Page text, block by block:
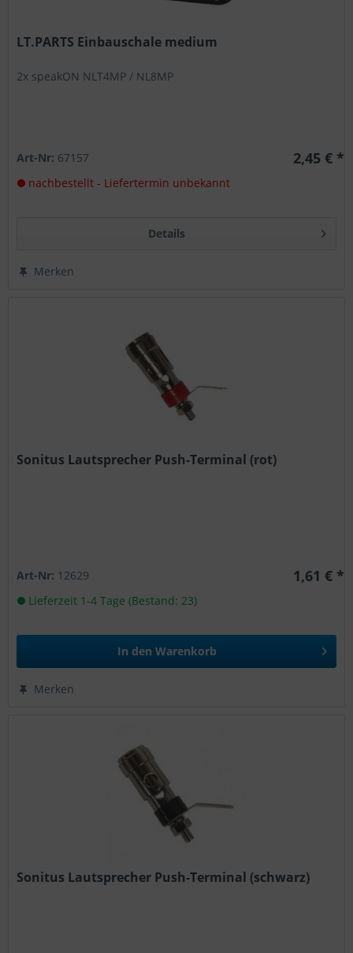
LT.PARTS Einbauschale medium
2x speakON NLT4MP / NL8MP
Art-Nr: 67157 2,45 € *
nachbestellt - Liefertermin unbekannt
Details
Merken
Sonitus Lautsprecher Push-Terminal (rot)
Art-Nr: 12629 1,61 € *
Lieferzeit 1-4 Tage (Bestand: 23)
In den Warenkorb
Merken
Sonitus Lautsprecher Push-Terminal (schwarz)